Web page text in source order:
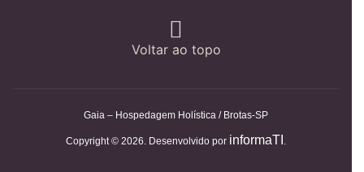
Voltar ao topo
Gaia – Hospedagem Holística / Brotas-SP
Copyright © 2026. Desenvolvido por informaTI .